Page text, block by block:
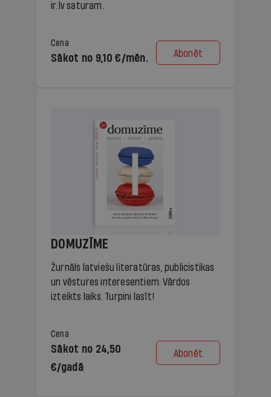
ir.lv saturam.
Cena
Sākot no 9,10 €/mēn. Abonēt
DOMUZĪME
Žurnāls latviešu literatūras, publicistikas
un vēstures interesentiem. Vārdos
izteikts laiks. Turpini lasīt!
Cena
Sākot no 24,50
€/gadā
Abonēt